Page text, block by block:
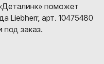
поможет
Liebherr, арт. 10475480
под заказ.